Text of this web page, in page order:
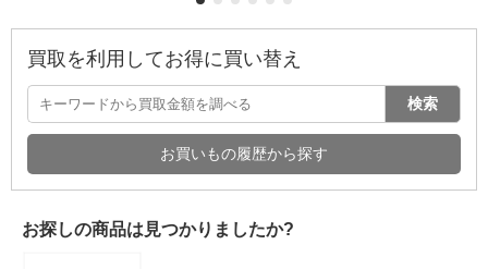
買取を利用してお得に買い替え
検索
お買いもの履歴から探す
お探しの商品は見つかりましたか?